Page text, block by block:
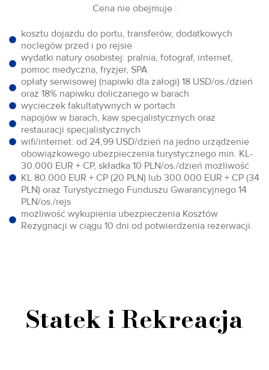
Cena nie obejmuje :
kosztu dojazdu do portu, transferów, dodatkowych
noclegów przed i po rejsie
wydatki natury osobistej: pralnia, fotograf, internet,
pomoc medyczna, fryzjer, SPA
opłaty serwisowej (napiwki dla załogi) 18 USD/os./dzień
oraz 18% napiwku doliczanego w barach
wycieczek fakultatywnych w portach
napojów w barach, kaw specjalistycznych oraz
restauracji specjalistycznych
wifi/internet: od 24,99 USD/dzień na jedno urządzenie
obowiązkowego ubezpieczenia turystycznego min. KL-
30.000 EUR + CP, składka 10 PLN/os./dzień możliwość
KL 80.000 EUR + CP (20 PLN) lub 300.000 EUR + CP (34
PLN) oraz Turystycznego Funduszu Gwarancyjnego 14
PLN/os./rejs
możliwość wykupienia ubezpieczenia Kosztów
Rezygnacji w ciągu 10 dni od potwierdzenia rezerwacji.
Statek i Rekreacja